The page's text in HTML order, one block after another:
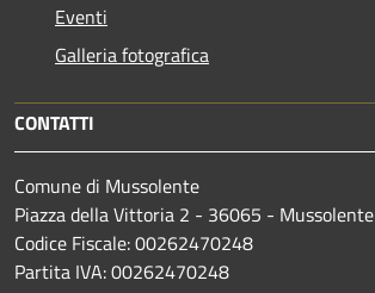
Eventi
Galleria fotografica
CONTATTI
Comune di Mussolente
Piazza della Vittoria 2 - 36065 - Mussolente
Codice Fiscale: 00262470248
Partita IVA: 00262470248